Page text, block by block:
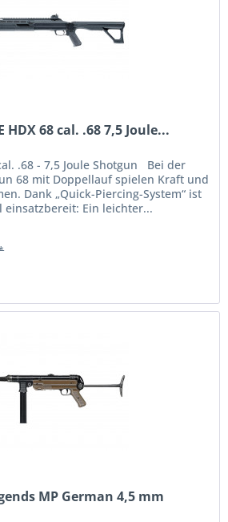
HDX 68 cal. .68 7,5 Joule...
.68 - 7,5 Joule Shotgun Bei der
68 mit Doppellauf spielen Kraft und
Dank „Quick-Piercing-System“ ist
Ein leichter...
MP German 4,5 mm